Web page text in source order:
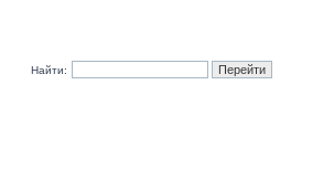
Найти: